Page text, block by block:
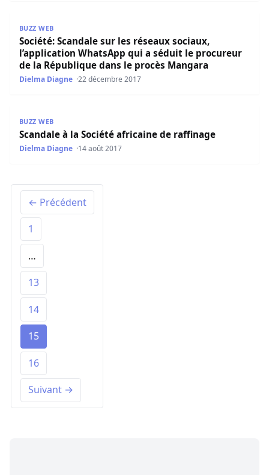
BUZZ WEB
Société: Scandale sur les réseaux sociaux,
l’application WhatsApp qui a séduit le procureur
de la République dans le procès Mangara
Dielma Diagne 22 décembre 2017
BUZZ WEB
Scandale à la Société africaine de raffinage
Dielma Diagne 14 août 2017
← Précédent
1
…
13
14
15
16
Suivant →